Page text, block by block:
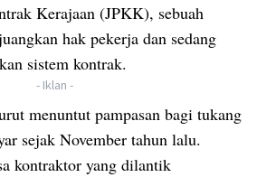
Kerajaan (JPKK), sebuah
hak pekerja dan sedang
sistem kontrak.
- Iklan -
menuntut pampasan bagi tukang
sejak November tahun lalu.
kontraktor yang dilantik